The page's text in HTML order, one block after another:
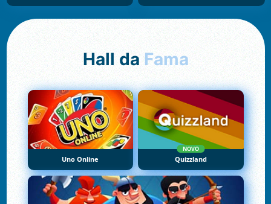
Hall da Fama
Uno Online
NOVO
Quizzland